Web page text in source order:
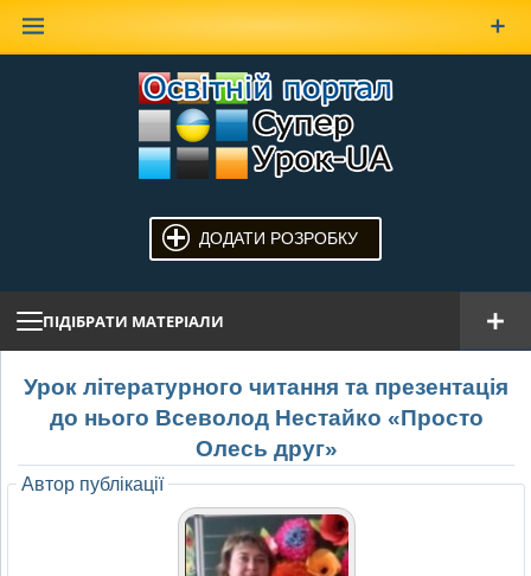
ДОДАТИ РОЗРОБКУ
ПІДІБРАТИ МАТЕРІАЛИ
Урок літературного читання та презентація
до нього Всеволод Нестайко «Просто
Олесь друг»
Автор публікації